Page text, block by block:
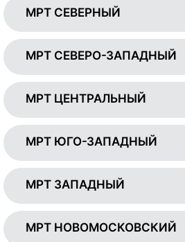
МРТ СЕВЕРНЫЙ
МРТ СЕВЕРО-ЗАПАДНЫЙ
МРТ ЦЕНТРАЛЬНЫЙ
МРТ ЮГО-ЗАПАДНЫЙ
МРТ ЗАПАДНЫЙ
МРТ НОВОМОСКОВСКИЙ